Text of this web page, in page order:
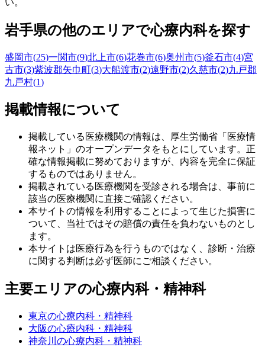
岩手県の他のエリアで心療内科を探す
盛岡市(25)一関市(9)北上市(6)花巻市(6)奥州市(5)釜石市(4)宮
古市(3)紫波郡矢巾町(3)大船渡市(2)遠野市(2)久慈市(2)九戸郡
九戸村(1)
掲載情報について
掲載している医療機関の情報は、厚生労働省「医療情
報ネット」のオープンデータをもとにしています。正
確な情報掲載に努めておりますが、内容を完全に保証
するものではありません。
掲載されている医療機関を受診される場合は、事前に
該当の医療機関に直接ご確認ください。
本サイトの情報を利用することによって生じた損害に
ついて、当社ではその賠償の責任を負わないものとし
ます。
本サイトは医療行為を行うものではなく、診断・治療
に関する判断は必ず医師にご相談ください。
主要エリアの心療内科・精神科
東京の心療内科・精神科
大阪の心療内科・精神科
神奈川の心療内科・精神科